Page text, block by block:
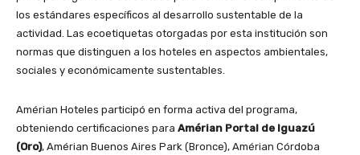
los estándares específicos al desarrollo sustentable de la
actividad. Las ecoetiquetas otorgadas por esta institución son
normas que distinguen a los hoteles en aspectos ambientales,
sociales y económicamente sustentables.
Amérian Hoteles participó en forma activa del programa,
obteniendo certificaciones para Amérian Portal de Iguazú
(Oro), Amérian Buenos Aires Park (Bronce), Amérian Córdoba